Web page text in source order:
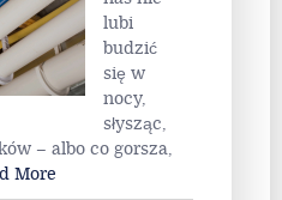
lubi
budzić
się w
nocy,
słysząc,
– albo co gorsza,
More